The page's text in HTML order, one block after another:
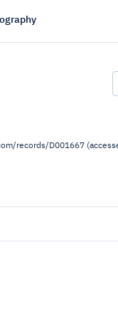
records/D001667